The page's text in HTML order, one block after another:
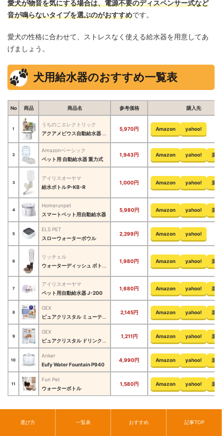
愛犬が物音を気にする場合は、電源不要のディスペンサー式など
音が鳴らないタイプを選ぶのがおすすめです。
愛犬の性格に合わせて、ストレスなく使える給水器を用意してあ
げましょう。
犬用給水器のおすすめ一覧表
No 商品 商品名 参考価格 購入先
1
うちのこエレクトリック
アクアメビウス自動給水器 WF03
5,970円 Amazon yahoo!
2
Amazonベーシック
ペット用 自動給水器 重力式
1,943円 Amazon yahoo! 楽
3
アイリスオーヤマ
給水ボトル P-KB-R
1,000円 Amazon yahoo! 楽
4
Homerunpet
スマートペット用自動給水器
5,980円 Amazon yahoo! 楽
5
ELS PET
スローウォーターボウル
2,299円 Amazon yahoo!
6
リッチェル
ウォーターディッシュ ボトル付
1,980円 Amazon yahoo! 楽
7
アイリスオーヤマ
ペット用自動給水器 J-200
1,680円 Amazon yahoo! 楽
8
GEX
ピュアクリスタル ミューティー 犬用
2,145円 Amazon yahoo! 楽
9
GEX
ピュアクリスタル ドリンクボウル 犬用
1,211円 Amazon yahoo! 楽
10
Anker
Eufy Water Fountain P940
4,990円 Amazon yahoo! 楽
11
Fun Pet
ウォーターボトル
1,580円 Amazon yahoo! 楽
犬用給水器のおすすめ11選
選び方 一覧表 おすすめ 記事TOP